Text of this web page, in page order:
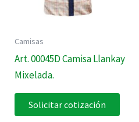
Camisas
Art. 00045D Camisa Llankay
Mixelada.
Solicitar cotización